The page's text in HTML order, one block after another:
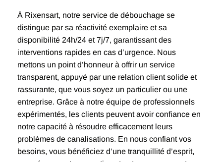
À Rixensart, notre service de débouchage se
distingue par sa réactivité exemplaire et sa
disponibilité 24h/24 et 7j/7, garantissant des
interventions rapides en cas d’urgence. Nous
mettons un point d’honneur à offrir un service
transparent, appuyé par une relation client solide et
rassurante, que vous soyez un particulier ou une
entreprise. Grâce à notre équipe de professionnels
expérimentés, les clients peuvent avoir confiance en
notre capacité à résoudre efficacement leurs
problèmes de canalisations. En nous confiant vos
besoins, vous bénéficiez d’une tranquillité d’esprit,